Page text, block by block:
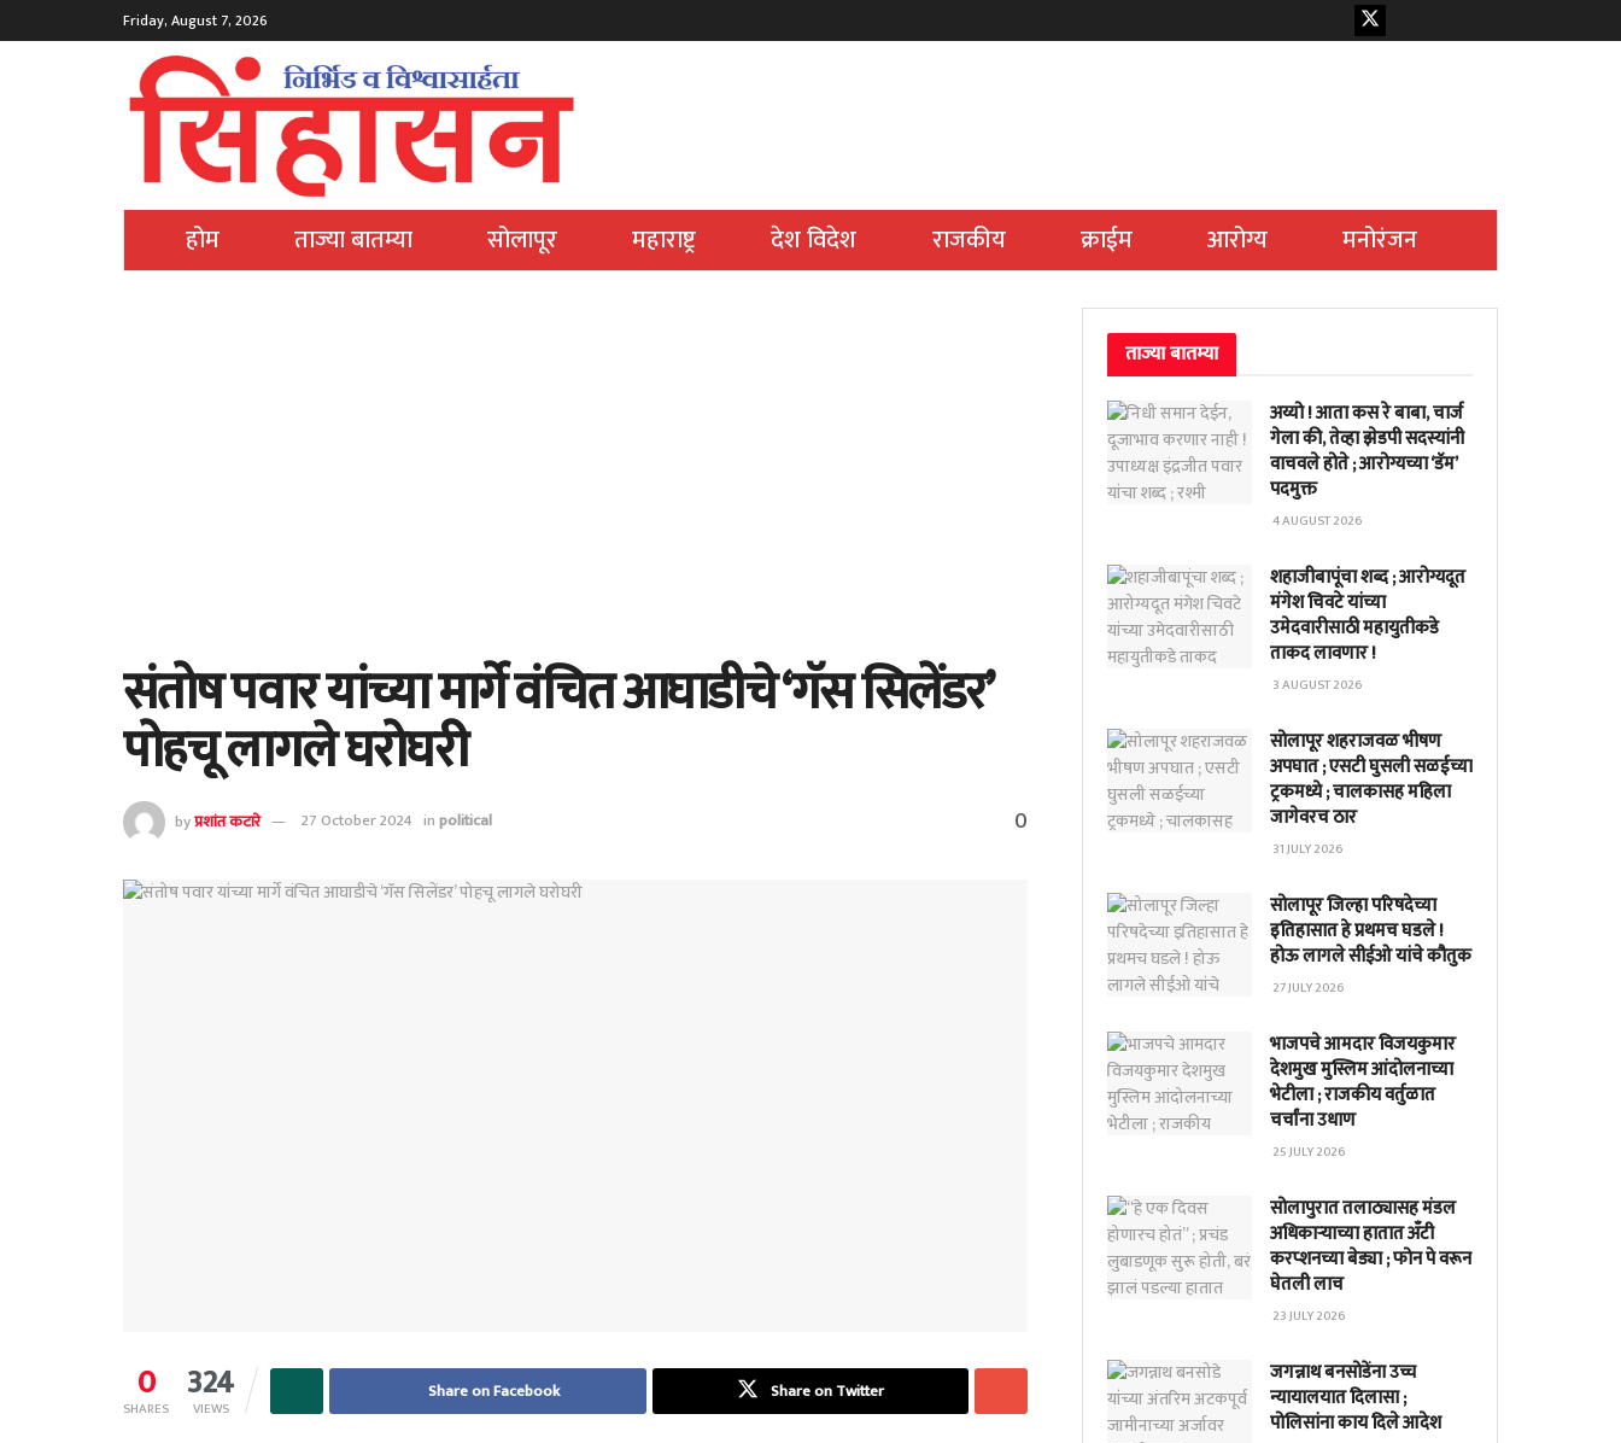
Friday, August 7, 2026
होम ताज्या बातम्या सोलापूर महाराष्ट्र देश विदेश राजकीय क्राईम आरोग्य मनोरंजन
संतोष पवार यांच्या मार्गे वंचित आघाडीचे ‘गॅस सिलेंडर’
पोहचू लागले घरोघरी
byप्रशांत कटारे 27 October 2024 inpolitical 0
0
SHARES 324
VIEWS
Share on Facebook Share on Twitter
ताज्या बातम्या
अय्यो ! आता कस रे बाबा, चार्ज
गेला की, तेव्हा झेडपी सदस्यांनी
वाचवले होते ; आरोग्यच्या ‘डॅम’
पदमुक्त
4 AUGUST 2026
शहाजीबापूंचा शब्द ; आरोग्यदूत
मंगेश चिवटे यांच्या
उमेदवारीसाठी महायुतीकडे
ताकद लावणार !
3 AUGUST 2026
सोलापूर शहराजवळ भीषण
अपघात ; एसटी घुसली सळईच्या
ट्रकमध्ये ; चालकासह महिला
जागेवरच ठार
31 JULY 2026
सोलापूर जिल्हा परिषदेच्या
इतिहासात हे प्रथमच घडले !
होऊ लागले सीईओ यांचे कौतुक
27 JULY 2026
भाजपचे आमदार विजयकुमार
देशमुख मुस्लिम आंदोलनाच्या
भेटीला ; राजकीय वर्तुळात
चर्चांना उधाण
25 JULY 2026
सोलापुरात तलाठ्यासह मंडल
अधिकाऱ्याच्या हातात अँटी
करप्शनच्या बेड्या ; फोन पे वरून
घेतली लाच
23 JULY 2026
जगन्नाथ बनसोडेंना उच्च
न्यायालयात दिलासा ;
पोलिसांना काय दिले आदेश